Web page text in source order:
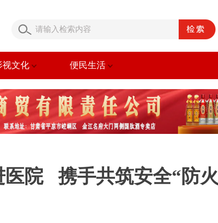
视文化 便民生活
医院 携手共筑安全“防火